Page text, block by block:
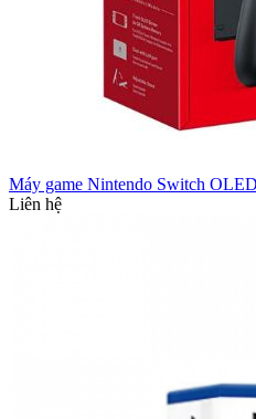
Máy game Nintendo Switch
Liên hệ